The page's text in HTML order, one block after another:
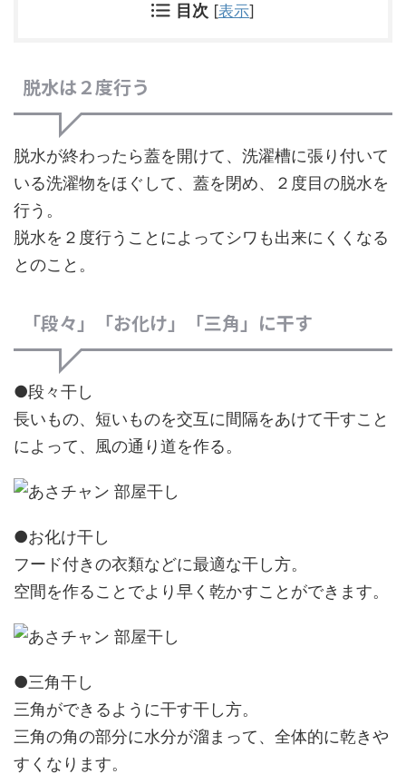
目次 [表示]
脱水は２度行う
脱水が終わったら蓋を開けて、洗濯槽に張り付いて
いる洗濯物をほぐして、蓋を閉め、２度目の脱水を
行う。
脱水を２度行うことによってシワも出来にくくなる
とのこと。
「段々」「お化け」「三角」に干す
●段々干し
長いもの、短いものを交互に間隔をあけて干すこと
によって、風の通り道を作る。
●お化け干し
フード付きの衣類などに最適な干し方。
空間を作ることでより早く乾かすことができます。
●三角干し
三角ができるように干す干し方。
三角の角の部分に水分が溜まって、全体的に乾きや
すくなります。